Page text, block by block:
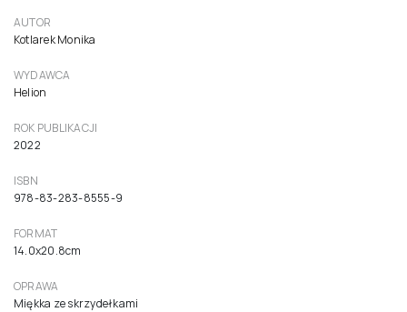
AUTOR
Kotlarek Monika
WYDAWCA
Helion
ROK PUBLIKACJI
2022
ISBN
978-83-283-8555-9
FORMAT
14.0x20.8cm
OPRAWA
Miękka ze skrzydełkami